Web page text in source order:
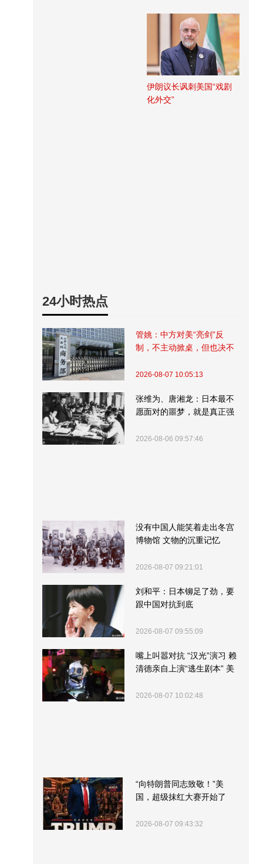
伊朗议长讽刺美国“戏剧
化外交”
24小时热点
管姚：中方对美“亮剑”反
制，不主动掀桌，但也决不
2026-08-07 10:05:13
张维为、唐湘龙：日本最不
愿面对的噩梦，就是真正强
2026-08-06 09:57:46
没有中国人能笑着走出冬宫
博物馆 文物的沉重记忆
2026-08-07 09:21:01
刘和平：日本铆足了劲，要
跟中国对抗到底
2026-08-07 09:55:09
嘴上叫嚣对抗 “汉光”演习 赖
清德亲自上演“逃生剧本” 美
2026-08-07 10:02:48
“向特朗普同志致敬！”美
国，超级抹红大赛开始了
2026-08-07 09:43:32